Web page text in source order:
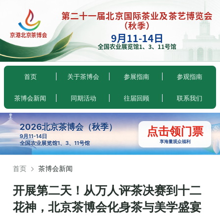
京港北京茶博会
第二十一届北京国际茶业及茶艺博览会
（秋季）
9月11-14日
全国农业展览馆1、3、11号馆
首页 关于茶博会 参展指南 参观指南
茶博会新闻 同期活动 往届回顾 联系我们
2026北京茶博会（秋季）
9月11-14日
全国农业展览馆1、3、11号馆
点击领门票
享海量观众福利
首页 茶博会新闻
开展第二天！从万人评茶决赛到十二
花神，北京茶博会化身茶与美学盛宴